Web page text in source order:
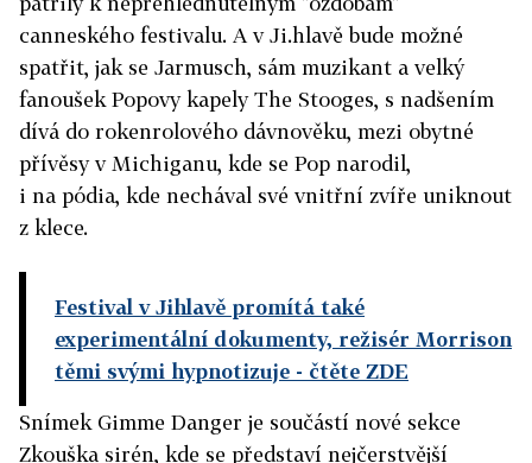
canneského festivalu. A v Ji.hlavě bude možné
spatřit, jak se Jarmusch, sám muzikant a velký
fanoušek Popovy kapely The Stooges, s nadšením
dívá do rokenrolového dávnověku, mezi obytné
přívěsy v Michiganu, kde se Pop narodil,
i na pódia, kde nechával své vnitřní zvíře uniknout
z klece.
Festival v Jihlavě promítá také
experimentální dokumenty, režisér Morrison
těmi svými hypnotizuje - čtěte ZDE
Snímek Gimme Danger je součástí nové sekce
Zkouška sirén, kde se představí nejčerstvější